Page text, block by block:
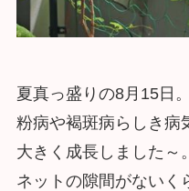
夏真っ盛りの8月15日
粉病や褐斑病らしき病
大きく成長しました～
ネットの隙間がないく